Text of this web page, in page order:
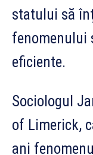
statului să
fenomenului
eficiente.
Sociologul
of Limerick,
ani